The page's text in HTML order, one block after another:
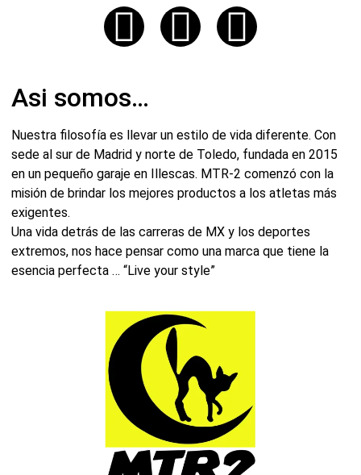
Asi somos…
Nuestra filosofía es llevar un estilo de vida diferente. Con
sede al sur de Madrid y norte de Toledo, fundada en 2015
en un pequeño garaje en Illescas. MTR-2 comenzó con la
misión de brindar los mejores productos a los atletas más
exigentes.
Una vida detrás de las carreras de MX y los deportes
extremos, nos hace pensar como una marca que tiene la
esencia perfecta … “Live your style”